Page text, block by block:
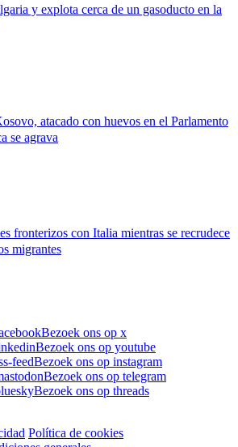
y explota cerca de un gasoducto en la
atacado con huevos en el Parlamento
se agrava
fronterizos con Italia mientras se recrudece
migrantes
Bezoek ons op x
Bezoek ons op youtube
feedBezoek ons op instagram
Bezoek ons op telegram
Bezoek ons op threads
Política de cookies